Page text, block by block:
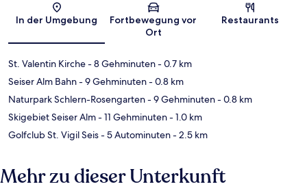
In der Umgebung
Fortbewegung vor
Ort
Restaurants
St. Valentin Kirche- 8 Gehminuten- 0.7 km
Seiser Alm Bahn- 9 Gehminuten- 0.8 km
Naturpark Schlern-Rosengarten- 9 Gehminuten- 0.8 km
Skigebiet Seiser Alm- 11 Gehminuten- 1.0 km
Golfclub St. Vigil Seis- 5 Autominuten- 2.5 km
Mehr zu dieser Unterkunft